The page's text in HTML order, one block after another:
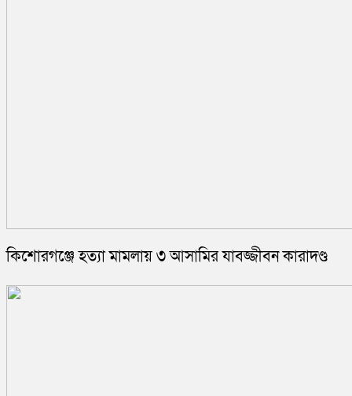
কিশোরগঞ্জে হত্যা মামলায় ৩ আসামির যাবজ্জীবন কারাদণ্ড